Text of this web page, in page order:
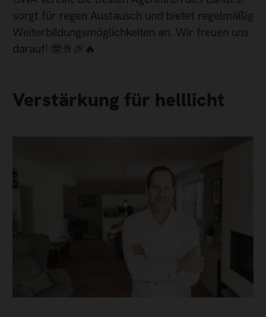
sorgt für regen Austausch und bietet regelmäßig
Weiterbildungsmöglichkeiten an. Wir freuen uns
darauf! 🤓🥂🎉🔥
Verstärkung für helllicht